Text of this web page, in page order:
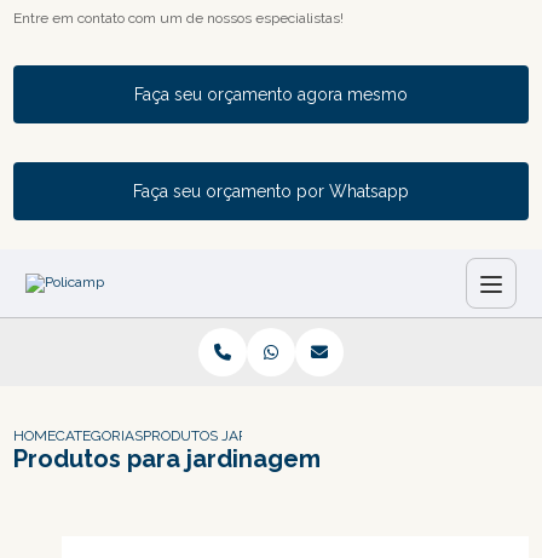
Entre em contato com um de nossos especialistas!
Faça seu orçamento agora mesmo
Faça seu orçamento por Whatsapp
HOMECATEGORIASPRODUTOS JARDINAGEM
Produtos para jardinagem